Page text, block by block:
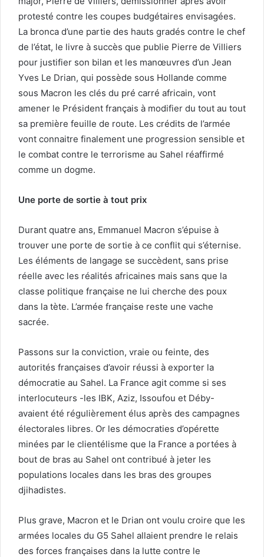
protesté contre les coupes budgétaires envisagées.
La bronca d’une partie des hauts gradés contre le chef
de l’état, le livre à succès que publie Pierre de Villiers
pour justifier son bilan et les manœuvres d’un Jean
Yves Le Drian, qui possède sous Hollande comme
sous Macron les clés du pré carré africain, vont
amener le Président français à modifier du tout au tout
sa première feuille de route. Les crédits de l’armée
vont connaitre finalement une progression sensible et
le combat contre le terrorisme au Sahel réaffirmé
comme un dogme.
Une porte de sortie à tout prix
Durant quatre ans, Emmanuel Macron s’épuise à
trouver une porte de sortie à ce conflit qui s’éternise.
Les éléments de langage se succèdent, sans prise
réelle avec les réalités africaines mais sans que la
classe politique française ne lui cherche des poux
dans la tète. L’armée française reste une vache
sacrée.
Passons sur la conviction, vraie ou feinte, des
autorités françaises d’avoir réussi à exporter la
démocratie au Sahel. La France agit comme si ses
interlocuteurs -les IBK, Aziz, Issoufou et Déby-
avaient été régulièrement élus après des campagnes
électorales libres. Or les démocraties d’opérette
minées par le clientélisme que la France a portées à
bout de bras au Sahel ont contribué à jeter les
populations locales dans les bras des groupes
djihadistes.
Plus grave, Macron et le Drian ont voulu croire que les
armées locales du G5 Sahel allaient prendre le relais
des forces françaises dans la lutte contre le